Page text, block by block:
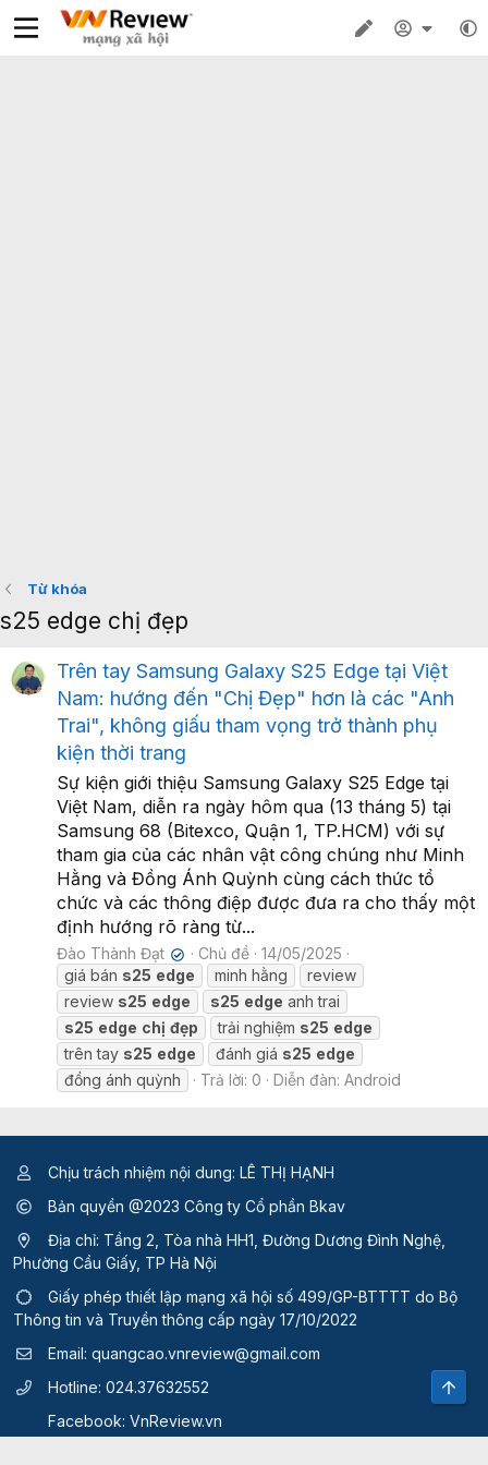
Từ khóa
s25 edge chị đẹp
Trên tay Samsung Galaxy S25 Edge tại Việt
Nam: hướng đến "Chị Đẹp" hơn là các "Anh
Trai", không giấu tham vọng trở thành phụ
kiện thời trang
Sự kiện giới thiệu Samsung Galaxy S25 Edge tại
Việt Nam, diễn ra ngày hôm qua (13 tháng 5) tại
Samsung 68 (Bitexco, Quận 1, TP.HCM) với sự
tham gia của các nhân vật công chúng như Minh
Hằng và Đồng Ánh Quỳnh cùng cách thức tổ
chức và các thông điệp được đưa ra cho thấy một
định hướng rõ ràng từ...
Đào Thành Đạt ✔ Chủ đề
14/05/2025
giá bán s25 edge minh hằng
review
review s25 edge s25 edge anh trai
s25 edge chị đẹp trải nghiệm s25 edge
trên tay s25 edge đánh giá s25 edge
đồng ánh quỳnh
Trả lời: 0 Diễn đàn: Android
Chịu trách nhiệm nội dung: LÊ THỊ HẠNH
Bản quyền @2023 Công ty Cổ phần Bkav
Địa chỉ: Tầng 2, Tòa nhà HH1, Đường Dương Đình Nghệ,
Phường Cầu Giấy, TP Hà Nội
Giấy phép thiết lập mạng xã hội số 499/GP-BTTTT do Bộ
Thông tin và Truyền thông cấp ngày 17/10/2022
Email: quangcao.vnreview@gmail.com
Hotline: 024.37632552
Facebook: VnReview.vn